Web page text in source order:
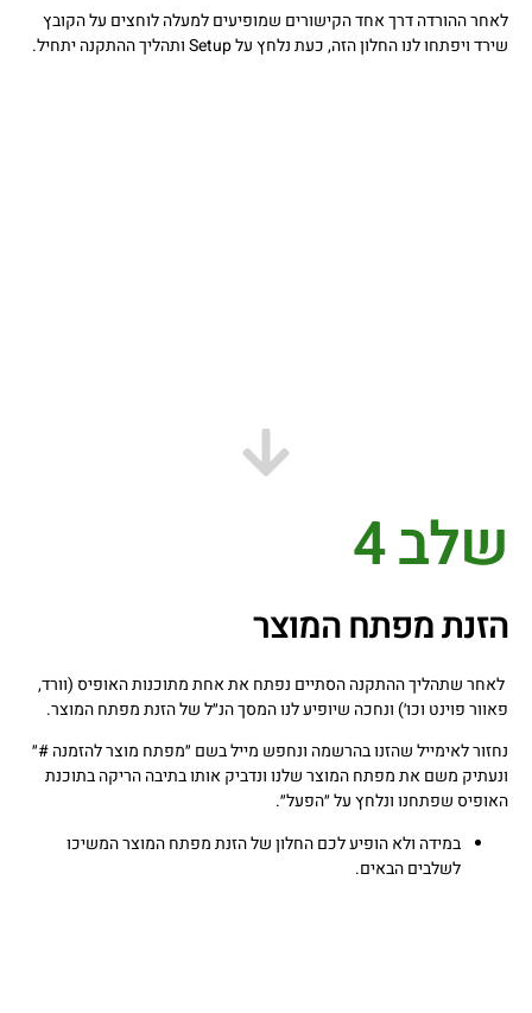
לאחר ההורדה דרך אחד הקישורים שמופיעים למעלה לוחצים על הקובץ
שירד ויפתחו לנו החלון הזה, כעת נלחץ על Setup ותהליך ההתקנה יתחיל.
שלב 4
הזנת מפתח המוצר
לאחר שתהליך ההתקנה הסתיים נפתח את אחת מתוכנות האופיס (וורד,
פאוור פוינט וכו׳) ונחכה שיופיע לנו המסך הנ״ל של הזנת מפתח המוצר.
נחזור לאימייל שהזנו בהרשמה ונחפש מייל בשם ״מפתח מוצר להזמנה #״
ונעתיק משם את מפתח המוצר שלנו ונדביק אותו בתיבה הריקה בתוכנת
האופיס שפתחנו ונלחץ על ״הפעל״.
במידה ולא הופיע לכם החלון של הזנת מפתח המוצר המשיכו
לשלבים הבאים.